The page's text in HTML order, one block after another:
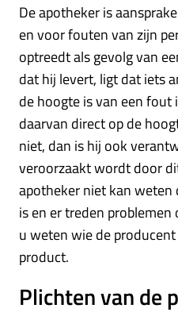
De apotheker is
en voor fouten van zijn
optreedt als gevolg van
dat hij levert, ligt dat iets
de hoogte is van een
daarvan direct op de
niet, dan is hij ook
veroorzaakt wordt door
apotheker niet kan
is en er treden
u weten wie de
product.
Plichten van de